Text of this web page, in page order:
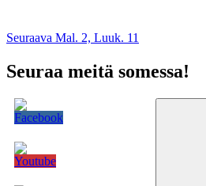
Seuraava Mal. 2, Luuk. 11
Seuraa meitä somessa!
Etsi: